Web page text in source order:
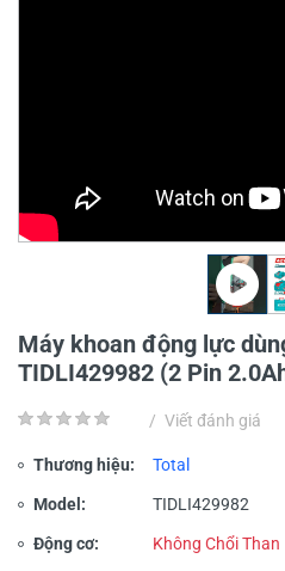
Máy khoan động lực
TIDLI429982 (2 Pin
/ Viết đánh giá
Thương hiệu: Total
Model: TIDLI429982
Động cơ: Không Chổi Than